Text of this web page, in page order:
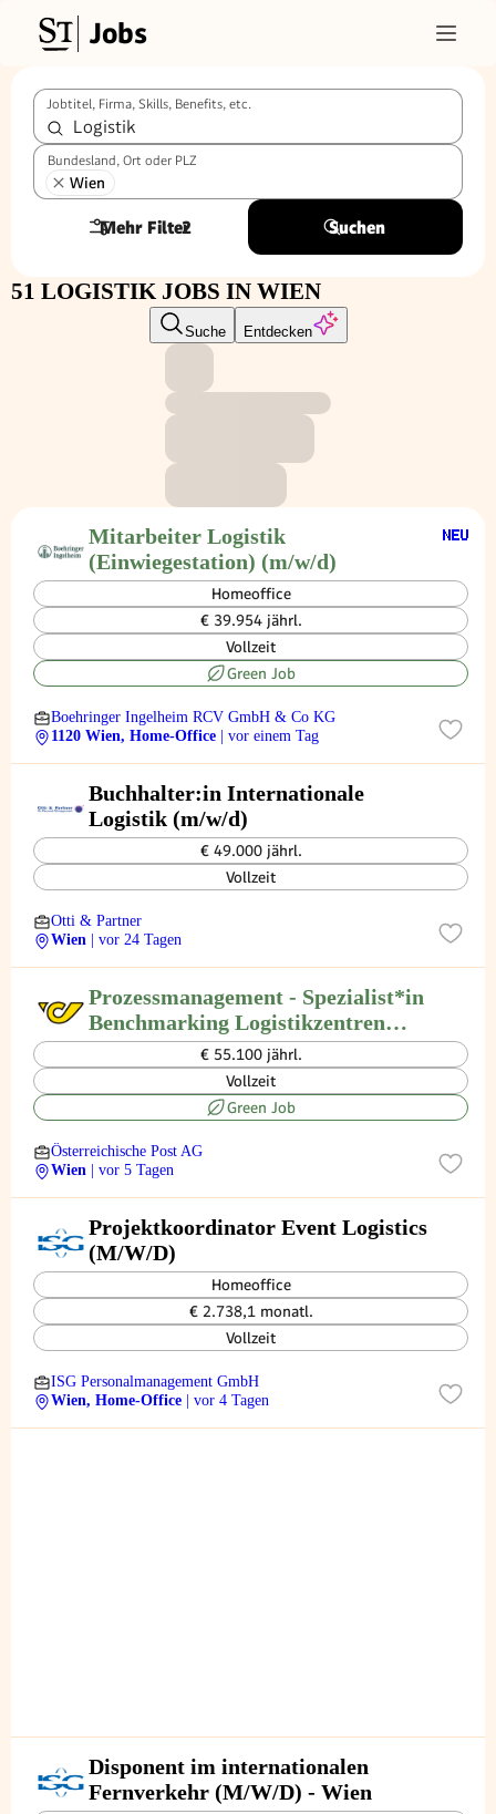
Jobs
Jobtitel, Firma, Skills, Benefits, etc.
Bundesland, Ort oder PLZ
Wien
Mehr Filter
2 Suchen
51 LOGISTIK JOBS IN WIEN
Suche Entdecken
Mitarbeiter Logistik
(Einwiegestation) (m/w/d)
Homeoffice
€ 39.954 jährl.
Vollzeit
Green Job
Boehringer Ingelheim RCV GmbH & Co KG
1120 Wien, Home-Office
| vor einem Tag
Buchhalter:in Internationale
Logistik (m/w/d)
€ 49.000 jährl.
Vollzeit
Otti & Partner
Wien
| vor 24 Tagen
Prozessmanagement - Spezialist*in
Benchmarking Logistikzentren
(w/m/d)
€ 55.100 jährl.
Vollzeit
Green Job
Österreichische Post AG
Wien
| vor 5 Tagen
Projektkoordinator Event Logistics
(M/W/D)
Homeoffice
€ 2.738,1 monatl.
Vollzeit
ISG Personalmanagement GmbH
Wien, Home-Office
| vor 4 Tagen
Disponent im internationalen
Fernverkehr (M/W/D) - Wien